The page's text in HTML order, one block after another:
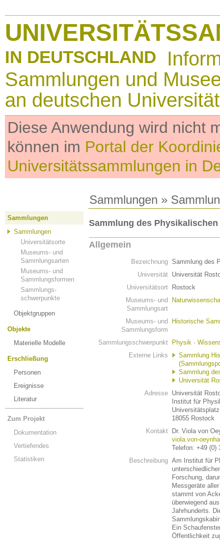
IN DEUTSCHLAND
Sammlungen und
an deutschen
Diese Anwendung wird nicht
können im Portal der
Universitätssammlungen in
Sammlungen »
Sammlungen
Sammlungen
Universitätsorte
Museums- und
Sammlungsarten
Museums- und
Sammlungsformen
Sammlungs-
schwerpunkte
Objektgruppen
Objekte
Materielle Modelle
Erschließung
Personen
Ereignisse
Literatur
Zum Projekt
Dokumentation
Vertiefendes
Statistiken
Sammlung des
Allgemein
Bezeichnung Sammlung des
Universität Universität
Universitätsort
Rostock
Museums- und
Sammlungsart
Museums- und
Sammlungsform
Historische
Sammlungsschwerpunkt Physik ·
Externe Links
Sammlung
Sammlung
Universität
Adresse Universität
Institut für
18055 Rostock
Kontakt
Dr. Viola von
viola.von-
Telefon: +49 (0)
Beschreibung Am Institut für
Forschung,
Messgeräte
stammt von
überwiegend
Jahrhunderts.
Ein
Öffentlichkeit